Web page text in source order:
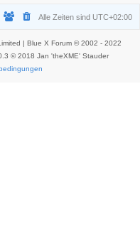
Alle Zeiten sind UTC+02:00
| Blue X Forum © 2002 - 2022
© 2018 Jan 'theXME' Stauder